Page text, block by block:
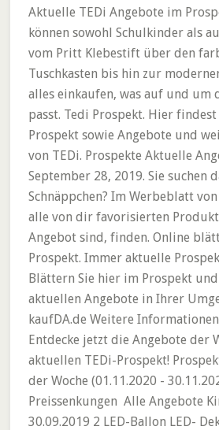
Aktuelle TEDi Angebote im
können sowohl Schulkinder als
vom Pritt Klebestift über den
Tuschkasten bis hin zur
alles einkaufen, was auf und um
passt. Tedi Prospekt. Hier
Prospekt sowie Angebote und
von TEDi. Prospekte Aktuelle
September 28, 2019. Sie suchen
Schnäppchen? Im Werbeblatt
alle von dir favorisierten
Angebot sind, finden. Online
Prospekt. Immer aktuelle
Blättern Sie hier im Prospekt
aktuellen Angebote in Ihrer
kaufDA.de Weitere
Entdecke jetzt die Angebote der
aktuellen TEDi-Prospekt!
der Woche (01.11.2020 -
Preissenkungen ️ Alle Angebote
30.09.2019 2 LED-Ballon LED-